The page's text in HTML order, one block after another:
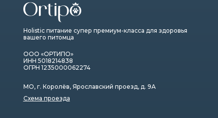
Holistic питание супер премиум-класса для здоровья
вашего питомца
ООО «ОРТИПО»
ИНН 5018214838
ОГРН 1235000062274
МО, г. Королёв, Ярославский проезд, д. 9А
Схема проезда